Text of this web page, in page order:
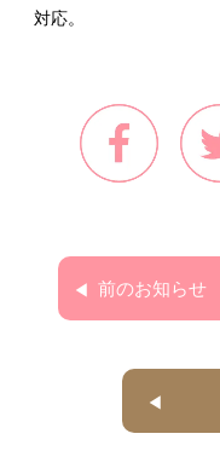
対応。
前のお知らせ